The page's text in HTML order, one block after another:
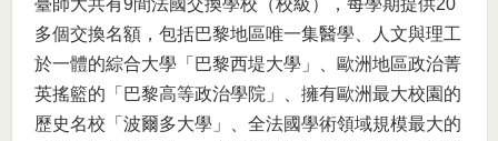
臺師大共有9間法國交換學校（校級），每學期提供20
多個交換名額，包括巴黎地區唯一集醫學、人文與理工
於一體的綜合大學「巴黎西堤大學」、歐洲地區政治菁
英搖籃的「巴黎高等政治學院」、擁有歐洲最大校園的
歷史名校「波爾多大學」、全法國學術領域規模最大的